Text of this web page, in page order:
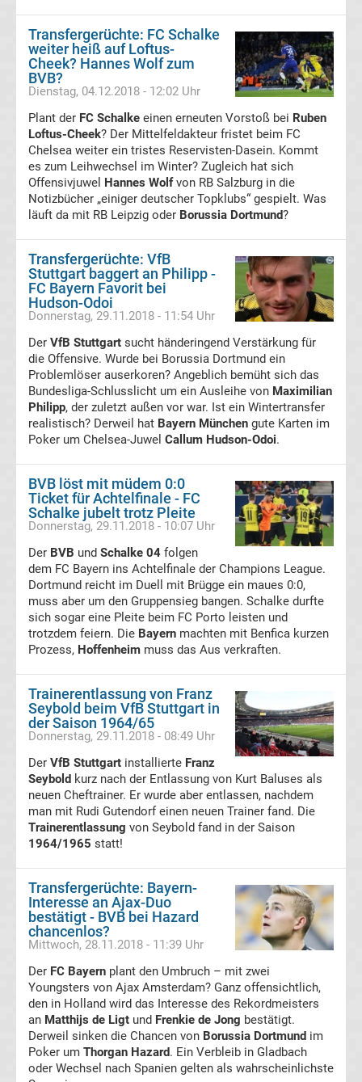
Transferticker
Meldungen
vom
Transfermarkt
Trainerentlassungen
Bundesliga
Porträts
Fußballklubs
Bundesliga
Bundesliga
Relegationsspiele
&
Ergebnisse
Alle
DFB-
Präsidenten
Alle
Fußballer
des
Jahres
in
Alle
Fritz-
Transfergerüchte: FC Schalke
weiter heiß auf Loftus-
Cheek? Hannes Wolf zum
BVB?
Dienstag, 04.12.2018 - 12:02 Uhr
Plant der FC Schalke einen erneuten Vorstoß bei Ruben
Loftus-Cheek? Der Mittelfeldakteur fristet beim FC
Chelsea weiter ein tristes Reservisten-Dasein. Kommt
es zum Leihwechsel im Winter? Zugleich hat sich
Offensivjuwel Hannes Wolfvon RB Salzburg in die
Notizbücher „einiger deutscher Topklubs“ gespielt. Was
läuft da mit RB Leipzig oder Borussia Dortmund?
Transfergerüchte: VfB
Stuttgart baggert an Philipp -
FC Bayern Favorit bei
Hudson-Odoi
Donnerstag, 29.11.2018 - 11:54 Uhr
Der VfB Stuttgart sucht händeringend Verstärkung für
die Offensive. Wurde bei Borussia Dortmund ein
Problemlöser auserkoren? Angeblich bemüht sich das
Bundesliga-Schlusslicht um ein Ausleihe von Maximilian
Philipp, der zuletzt außen vor war. Ist ein Wintertransfer
realistisch? Derweil hat Bayern München gute Karten im
Poker um Chelsea-Juwel Callum Hudson-Odoi.
BVB löst mit müdem 0:0
Ticket für Achtelfinale - FC
Schalke jubelt trotz Pleite
Donnerstag, 29.11.2018 - 10:07 Uhr
Der BVB und Schalke 04 folgen
dem FC Bayern ins Achtelfinale der Champions League.
Dortmund reicht im Duell mit Brügge ein maues 0:0,
muss aber um den Gruppensieg bangen. Schalke durfte
sich sogar eine Pleite beim FC Porto leisten und
trotzdem feiern. Die Bayern machten mit Benfica kurzen
Prozess, Hoffenheim muss das Aus verkraften.
Trainerentlassung von Franz
Seybold beim VfB Stuttgart in
der Saison 1964/65
Donnerstag, 29.11.2018 - 08:49 Uhr
Der VfB Stuttgart installierte Franz
Seybold kurz nach der Entlassung von Kurt Baluses als
neuen Cheftrainer. Er wurde aber entlassen, nachdem
man mit Rudi Gutendorf einen neuen Trainer fand. Die
Trainerentlassung von Seybold fand in der Saison
1964/1965 statt!
Transfergerüchte: Bayern-
Interesse an Ajax-Duo
bestätigt - BVB bei Hazard
chancenlos?
Mittwoch, 28.11.2018 - 11:39 Uhr
Der FC Bayern plant den Umbruch – mit zwei
Youngsters von Ajax Amsterdam? Ganz offensichtlich,
den in Holland wird das Interesse des Rekordmeisters
an Matthijs de Ligt und Frenkie de Jong bestätigt.
Derweil sinken die Chancen von Borussia Dortmund im
Poker um Thorgan Hazard. Ein Verbleib in Gladbach
oder Wechsel nach Spanien gelten als wahrscheinlichste